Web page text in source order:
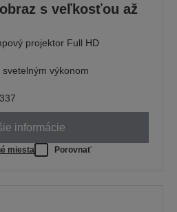
s veľkosťou až
projektor Full HD
výkonom
informácie
miesta Porovnať